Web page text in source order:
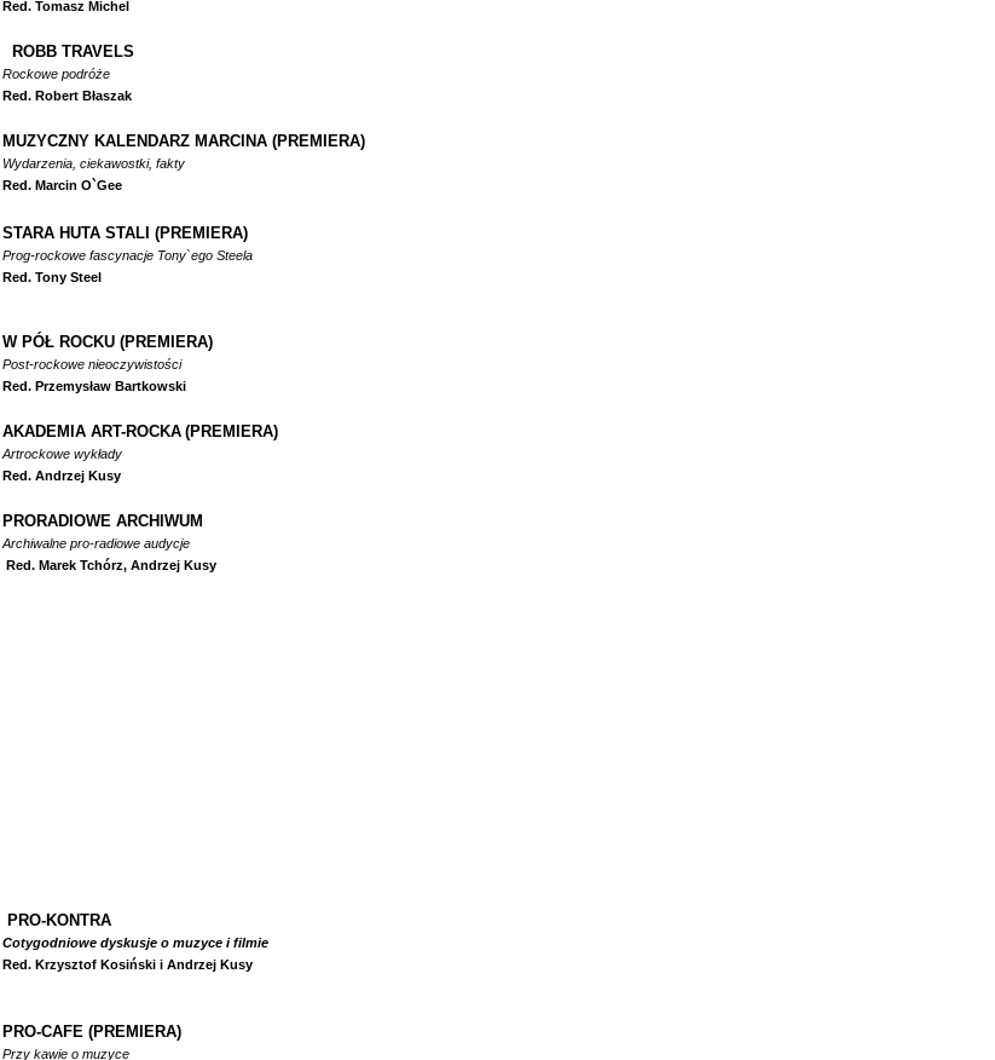
Red. Tomasz Michel
ROBB TRAVELS
Rockowe podróże
Red. Robert Błaszak
MUZYCZNY KALENDARZ MARCINA (PREMIERA)
Wydarzenia, ciekawostki, fakty
Red. Marcin O`Gee
STARA HUTA STALI (PREMIERA)
Prog-rockowe fascynacje Tony`ego Steela
Red. Tony Steel
W PÓŁ ROCKU (PREMIERA)
Post-rockowe nieoczywistości
Red. Przemysław Bartkowski
AKADEMIA ART-ROCKA (PREMIERA)
Artrockowe wykłady
Red. Andrzej Kusy
PRORADIOWE ARCHIWUM
Archiwalne pro-radiowe audycje
Red. Marek Tchórz, Andrzej Kusy
PRO-KONTRA
Cotygodniowe dyskusje o muzyce i filmie
Red. Krzysztof Kosiński i Andrzej Kusy
PRO-CAFE (PREMIERA)
Przy kawie o muzyce